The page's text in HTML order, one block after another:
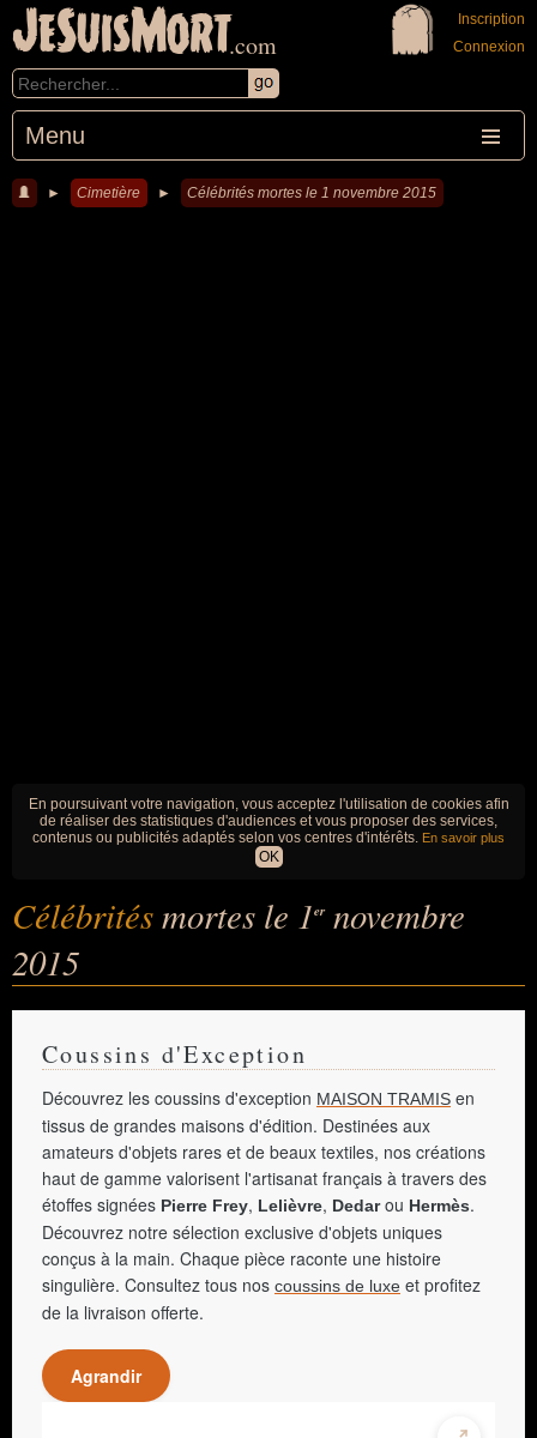
JeSuisMort.com
Menu
Inscription
Connexion
► Cimetière ► Célébrités mortes le 1 novembre 2015
En poursuivant votre navigation, vous acceptez l'utilisation de cookies afin
de réaliser des statistiques d'audiences et vous proposer des services,
contenus ou publicités adaptés selon vos centres d'intérêts. En savoir plus
OK
Célébritésmortes le 1ernovembre
2015
Coussins d'Exception
Découvrez les coussins d'exception MAISON TRAMIS en
tissus de grandes maisons d'édition. Destinées aux
amateurs d'objets rares et de beaux textiles, nos créations
haut de gamme valorisent l'artisanat français à travers des
étoffes signées Pierre Frey, Lelièvre, Dedarou Hermès.
Découvrez notre sélection exclusive d'objets uniques
conçus à la main. Chaque pièce raconte une histoire
singulière. Consultez tous nos coussins de luxe et profitez
de la livraison offerte.
Agrandir